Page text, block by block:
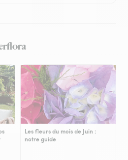
Les fleurs du mois de Juin :
notre guide